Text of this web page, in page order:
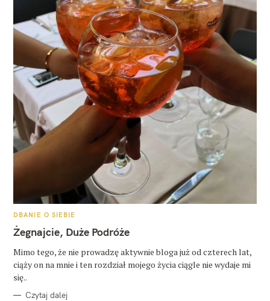
K
T
E
O
R
I
DBANIE O SIEBIE
Żegnajcie, Duże Podróże
Mimo tego, że nie prowadzę aktywnie bloga już od czterech lat,
ciąży on na mnie i ten rozdział mojego życia ciągle nie wydaje mi
się..
Czytaj dalej